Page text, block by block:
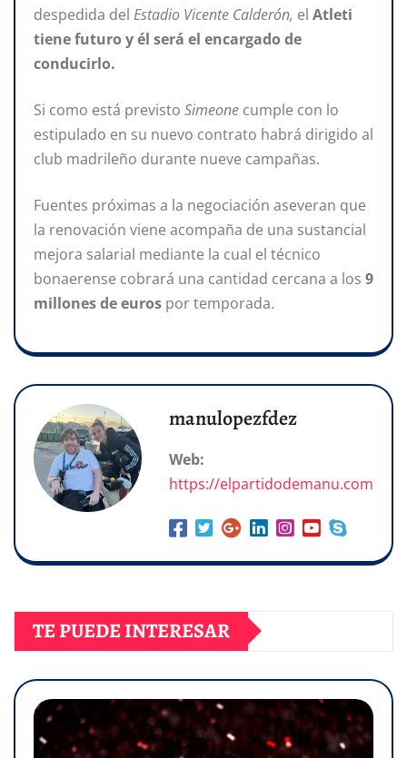
despedida del Estadio Vicente Calderón, el Atleti
tiene futuro y él será el encargado de
conducirlo.
Si como está previsto Simeone cumple con lo
estipulado en su nuevo contrato habrá dirigido al
club madrileño durante nueve campañas.
Fuentes próximas a la negociación aseveran que
la renovación viene acompaña de una sustancial
mejora salarial mediante la cual el técnico
bonaerense cobrará una cantidad cercana a los 9
millones de euros por temporada.
manulopezfdez
Web:
https://elpartidodemanu.com
TE PUEDE INTERESAR